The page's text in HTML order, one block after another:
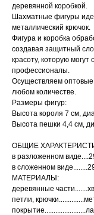
деревянной коробкой.
Шахматные фигуры
металлический крючок.
Фигура и коробка
создавая защитный
красоту, которую могут
профессионалы.
Осуществляем
любом количестве.
Размеры фигур:
Высота короля 7 см,
Высота пешки 4,4 см,
ОБЩИЕ
в разложенном
в сложенном
МАТЕРИАЛЫ:
деревянные
петли,